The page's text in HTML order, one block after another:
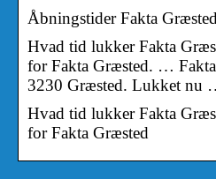
Åbningstider Fakta Græsted
Hvad tid lukker Fakta
for Fakta Græsted. …
3230 Græsted. Lukket nu
Hvad tid lukker Fakta
for Fakta Græsted